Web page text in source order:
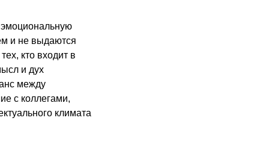
эмоциональную
и не выдаются
кто входит в
и дух
между
с коллегами,
климата